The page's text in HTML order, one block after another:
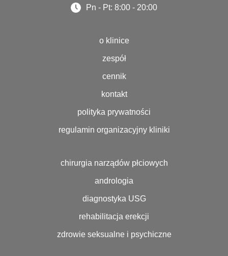
Pn - Pt: 8:00 - 20:00
o klinice
zespół
cennik
kontakt
polityka prywatności
regulamin organizacyjny kliniki
chirurgia narządów płciowych
andrologia
diagnostyka USG
rehabilitacja erekcji
zdrowie seksualne i psychiczne